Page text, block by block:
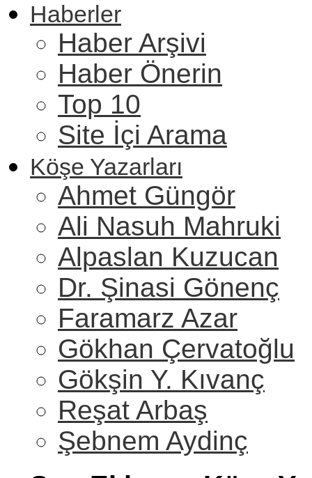
Haberler
Haber Arşivi
Haber Önerin
Top 10
Site İçi Arama
Köşe Yazarları
Ahmet Güngör
Ali Nasuh Mahruki
Alpaslan Kuzucan
Dr. Şinasi Gönenç
Faramarz Azar
Gökhan Çervatoğlu
Gökşin Y. Kıvanç
Reşat Arbaş
Şebnem Aydinç